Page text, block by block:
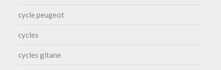
cycle peugeot
cycles
cycles gitane